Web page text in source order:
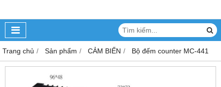
Trang chủ Sản phẩm CẢM BIẾN Bộ đếm counter MC-441